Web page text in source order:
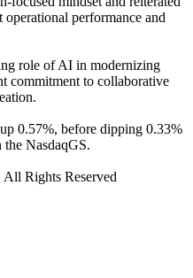
performance and
role of AI in modernizing
commitment to collaborative
0.57%, before dipping 0.33%
NasdaqGS.
Rights Reserved